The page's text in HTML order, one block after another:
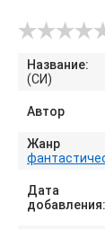
Название:
(СИ)
Автор
Жанр
Дата
добавления: